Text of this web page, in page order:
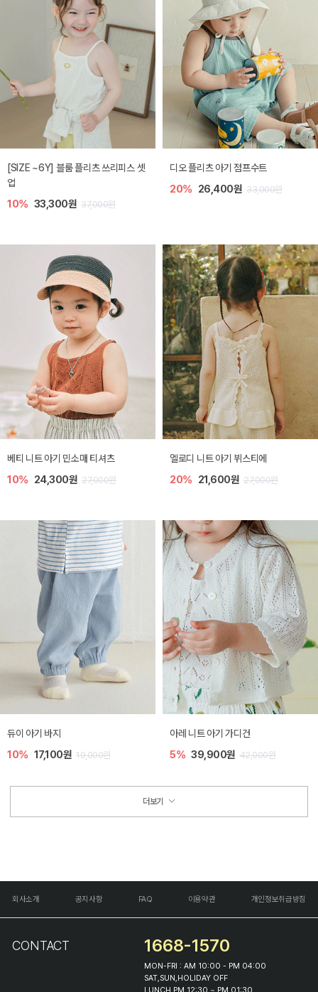
[SIZE ~6Y] 블룸 플리츠 쓰리피스 셋
업
10% 33,300원 37,000원
디오 플리츠 아기 점프수트
20% 26,400원 33,000원
베티 니트 아기 민소매 티셔츠
10% 24,300원 27,000원
엘로디 니트 아기 뷔스티에
20% 21,600원 27,000원
듀이 아기 바지
10% 17,100원 19,000원
아레 니트 아기 가디건
5% 39,900원 42,000원
더보기
회사소개 공지사항 FAQ 이용약관 개인정보취급방침
CONTACT 1668-1570
MON-FRI : AM 10:00 - PM 04:00
SAT,SUN,HOLIDAY OFF